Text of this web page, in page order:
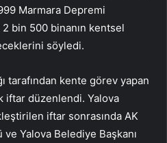
Marmara Depremi
bin 500 binanın kentsel
söyledi.
tarafından kente görev yapan
iftar düzenlendi. Yalova
iftar sonrasında AK
Yalova Belediye Başkanı